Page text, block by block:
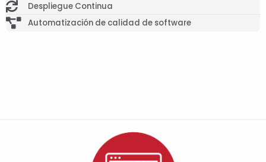
Despliegue Continua
Automatización de calidad de software